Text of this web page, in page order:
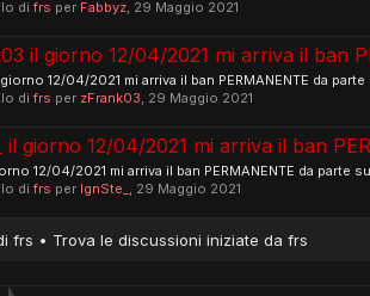
difrs per Fabbyz, 29 Maggio 2021
il giorno 12/04/2021 mi arriva il ban
12/04/2021 mi arriva il ban PERMANENTE da
difrs per zFrank03, 29 Maggio 2021
il giorno 12/04/2021 mi arriva il ban
12/04/2021 mi arriva il ban PERMANENTE da
difrs per IgnSte_ , 29 Maggio 2021
frs Trova le discussioni iniziate da frs